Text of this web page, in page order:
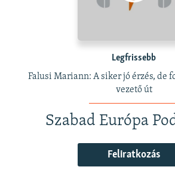
Legfrissebb
Falusi Mariann: A siker jó érzés, de
vezető út
Szabad Európa
Feliratkozás